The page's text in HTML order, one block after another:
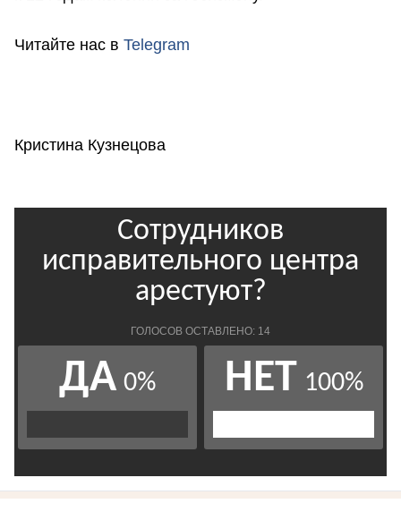
Читайте нас в Telegram
Кристина Кузнецова